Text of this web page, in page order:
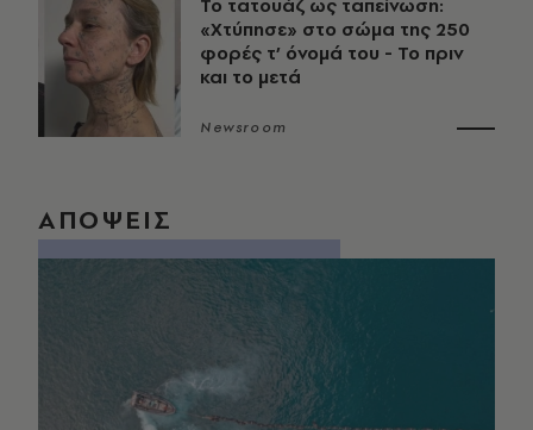
Το τατουάζ ως ταπείνωση:
«Χτύπησε» στο σώμα της 250
φορές τ’ όνομά του - Το πριν
και το μετά
Newsroom
ΑΠΟΨΕΙΣ